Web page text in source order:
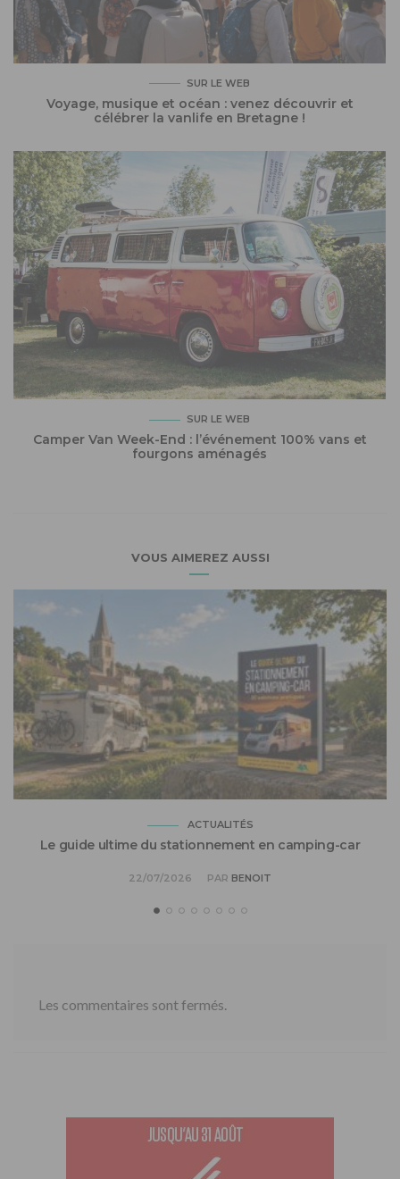
SUR LE WEB
Voyage, musique et océan : venez découvrir et
célébrer la vanlife en Bretagne !
SUR LE WEB
Camper Van Week-End : l’événement 100% vans et
fourgons aménagés
VOUS AIMEREZ AUSSI
ACTUALITÉS
Le guide ultime du stationnement en camping-car
22/07/2026 PAR BENOIT
Les commentaires sont fermés.